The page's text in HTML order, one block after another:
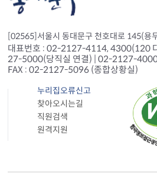
[02565]서울시 동대문구 천호대로 145(용
대표번호 : 02-2127-4114, 4300(120
27-5000(당직실 연결) | 02-2127-
FAX : 02-2127-5096 (종합상황실)
누리집오류신고
찾아오시는길
직원검색
원격지원